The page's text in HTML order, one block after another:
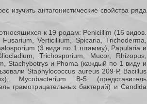
изучить антагонистические свойства ряда
к 19 родам: Penicillim (16 видов.
Verticillium, Spicaria, Trichoderma,
(3 вида по 1 штамму), Papularia и
Trichosporium, Mucor, Rhizopus,
Stachybotrys и Phoma (каждый по 1 виду и
Staphylococcus aureus 209-Р, Bacillus
Mycobacterium В-5 (представитель
грамотрицательных бактерий) и Candida